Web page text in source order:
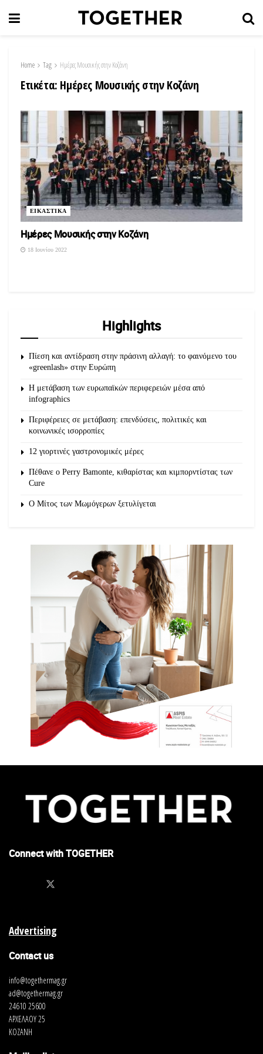
Home Tag Ημέρες Μουσικής στην Κοζάνη
Ετικέτα: Ημέρες Μουσικής στην Κοζάνη
ΕΙΚΑΣΤΙΚΑ
Ημέρες Μουσικής στην Κοζάνη
18 Ιουνίου 2022
Highlights
Πίεση και αντίδραση στην πράσινη αλλαγή: το φαινόμενο του
«greenlash» στην Ευρώπη
Η μετάβαση των ευρωπαϊκών περιφερειών μέσα από
infographics
Περιφέρειες σε μετάβαση: επενδύσεις, πολιτικές και
κοινωνικές ισορροπίες
12 γιορτινές γαστρονομικές μέρες
Πέθανε ο Perry Bamonte, κιθαρίστας και κιμπορντίστας των
Cure
O Μίτος των Μωμόγερων ξετυλίγεται
Connect with TOGETHER
Advertising
Contact us
info@togethermag.gr
ad@togethermag.gr
24610 25600
ΑΡΧΕΛΑΟΥ 25
ΚΟΖΑΝΗ